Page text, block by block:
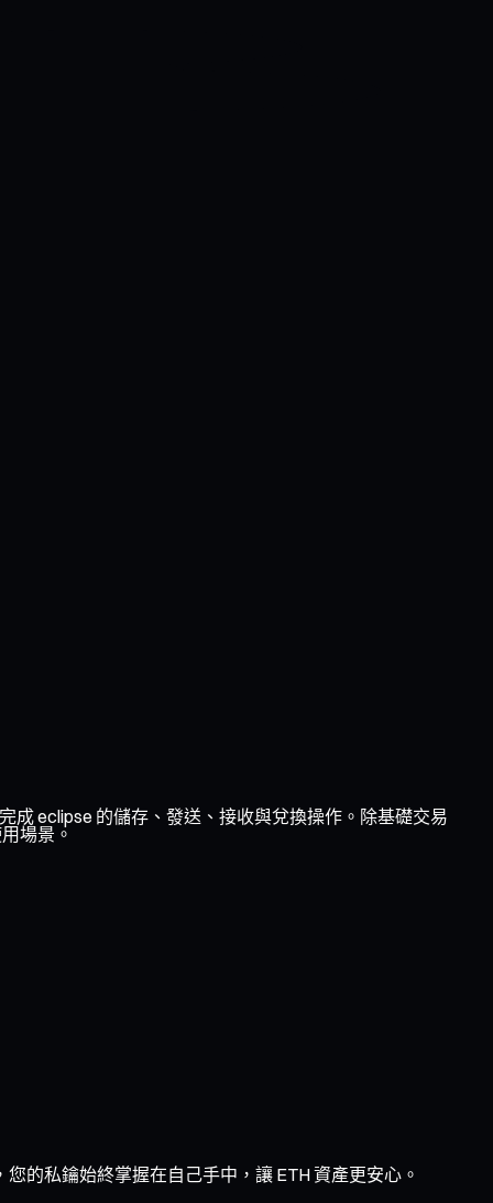
成 eclipse 的儲存、發送、接收與兌換操作。除基礎交易
場景。
的私鑰始終掌握在自己手中，讓 ETH 資產更安心。